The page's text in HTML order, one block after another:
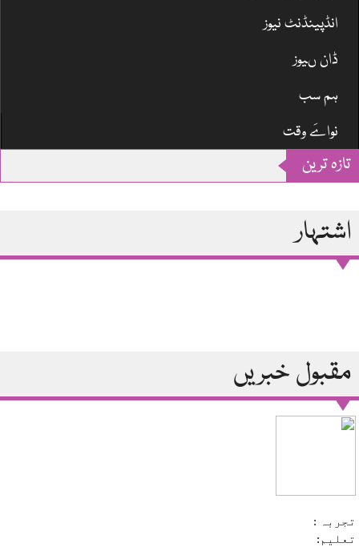
انڈپینڈنٹ نیوز
ڈان ںیوز
ہم سب
نواےَ وقت
Skip
تازہ ترین
اشتہار
مقبول خبریں
تجربہ :
تعلیم: